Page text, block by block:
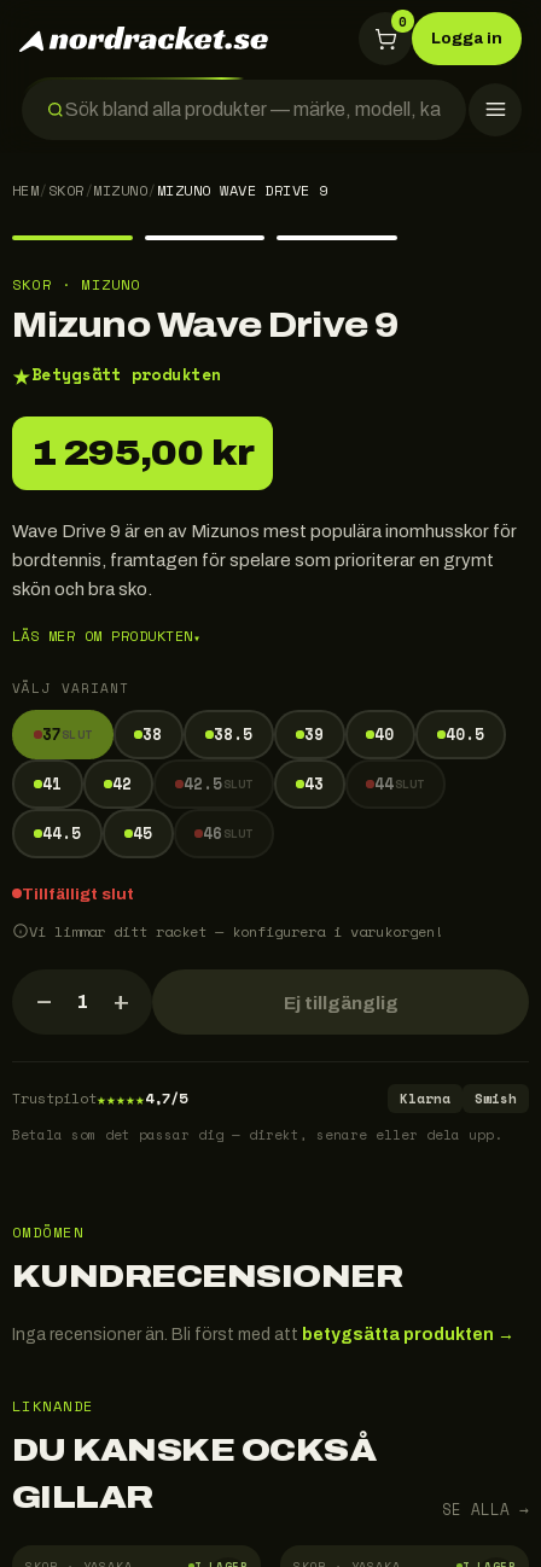
0
Logga in
HEM/SKOR/MIZUNO/MIZUNO WAVE DRIVE 9
SKOR · MIZUNO
Mizuno Wave Drive 9
★Betygsätt produkten
1 295,00 kr
Wave Drive 9 är en av Mizunos mest populära inomhusskor för
bordtennis, framtagen för spelare som prioriterar en grymt
skön och bra sko.
LÄS MER OM PRODUKTEN▾
VÄLJ VARIANT
37SLUT 38 38.5 39 40 40.5
41 42 42.5SLUT 43 44SLUT
44.5 45 46 SLUT
Tillfälligt slut
Vi limmar ditt racket — konfigurera i varukorgen!
− 1 + Ej tillgänglig
Trustpilot★★★★★4,7/5 Klarna
Swish
Betala som det passar dig — direkt, senare eller dela upp.
OMDÖMEN
KUNDRECENSIONER
Inga recensioner än. Bli först med att betygsätta produkten →
LIKNANDE
DU KANSKE OCKSÅ
GILLAR
SE ALLA →